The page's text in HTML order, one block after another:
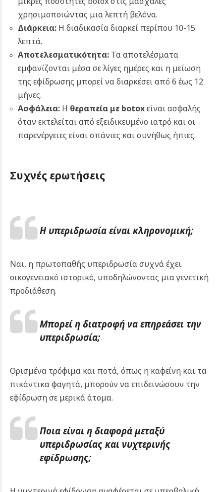
χρησιμοποιώντας μια λεπτή βελόνα.
Διάρκεια:Η διαδικασία διαρκεί περίπου 10-15
λεπτά.
Αποτελεσματικότητα:Τα αποτελέσματα
εμφανίζονται μέσα σε λίγες ημέρες και η μείωση
της εφίδρωσης μπορεί να διαρκέσει από 6 έως 12
μήνες.
Ασφάλεια:Η θεραπεία με botoxείναι ασφαλής
όταν εκτελείται από εξειδικευμένο ιατρό και οι
παρενέργειες είναι σπάνιες και συνήθως ήπιες.
Συχνές ερωτήσεις
Η υπεριδρωσία είναι κληρονομική;
Ναι, η πρωτοπαθής υπεριδρωσία συχνά έχει
οικογενειακό ιστορικό, υποδηλώνοντας μια γενετική
προδιάθεση.
Μπορεί η διατροφή να επηρεάσει την
υπεριδρωσία;
Ορισμένα τρόφιμα και ποτά, όπως η καφεΐνη και τα
πικάντικα φαγητά, μπορούν να επιδεινώσουν την
εφίδρωση σε μερικά άτομα.
Ποια είναι η διαφορά μεταξύ
υπεριδρωσίας και νυχτερινής
εφίδρωσης;